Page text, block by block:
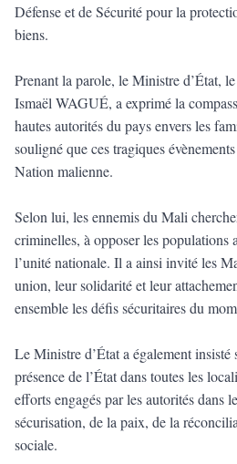
Défense et de Sécurité pour la
biens.
Prenant la parole, le Ministre d’État,
Ismaël WAGUÉ, a exprimé la
hautes autorités du pays envers les
souligné que ces tragiques
Nation malienne.
Selon lui, les ennemis du Mali
criminelles, à opposer les populations
l’unité nationale. Il a ainsi invité les
union, leur solidarité et leur
ensemble les défis sécuritaires du
Le Ministre d’État a également insisté
présence de l’État dans toutes les
efforts engagés par les autorités dans
sécurisation, de la paix, de la
sociale.